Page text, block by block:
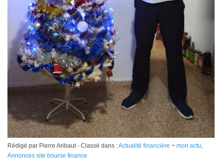
Rédigé par Pierre Aribaut - Classé dans :Actualité financière + mon actu,
Annonces site bourse finance